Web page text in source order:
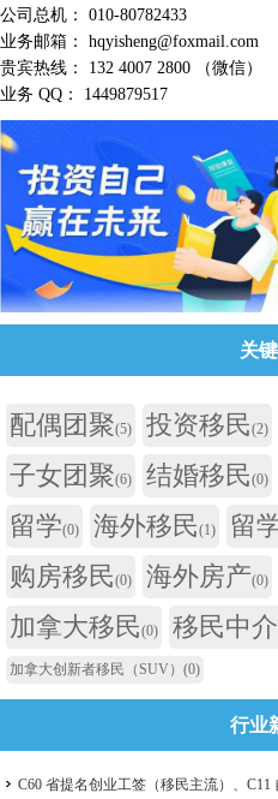
公司总机： 010-80782433
业务邮箱： hqyisheng@foxmail.com
贵宾热线： 132 4007 2800 （微信）
业务 QQ： 1449879517
关
配偶团聚(5) 投资移民(2)
子女团聚(6) 结婚移民(0)
留学(0) 海外移民(1) 留
购房移民(0) 海外房产(0)
加拿大移民(0) 移民中介
加拿大创新者移民（SUV） (0)
行业
C60 省提名创业工签（移民主流）、C11